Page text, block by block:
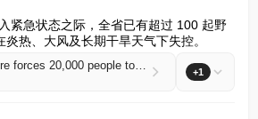
紧急状态之际，全省已有超过 100 起野
热、大风及长期干旱天气下失控。
‘Explosive’ wildfire forces 20,000 people to flee as British Columbia declares state of emergency +1